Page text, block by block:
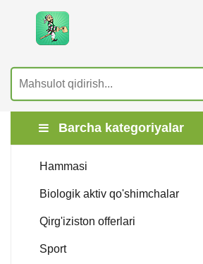
Barcha kategoriyalar
Hammasi
Biologik aktiv qo'shimchalar
Qirg'iziston offerlari
Sport